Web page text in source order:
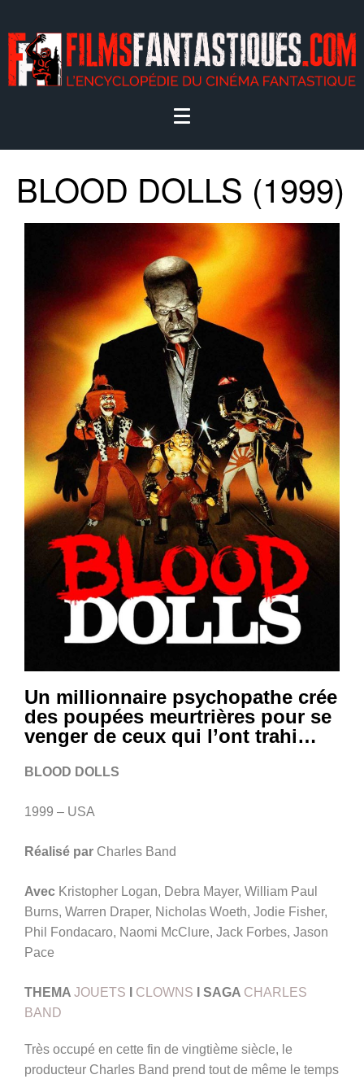
BLOOD DOLLS (1999)
Un millionnaire psychopathe crée
des poupées meurtrières pour se
venger de ceux qui l’ont trahi…
BLOOD DOLLS
1999 – USA
Réalisé par Charles Band
Avec Kristopher Logan, Debra Mayer, William Paul
Burns, Warren Draper, Nicholas Woeth, Jodie Fisher,
Phil Fondacaro, Naomi McClure, Jack Forbes, Jason
Pace
THEMA JOUETS CLOWNS SAGA CHARLES
BAND
Très occupé en cette fin de vingtième siècle, le
producteur Charles Band prend tout de même le temps